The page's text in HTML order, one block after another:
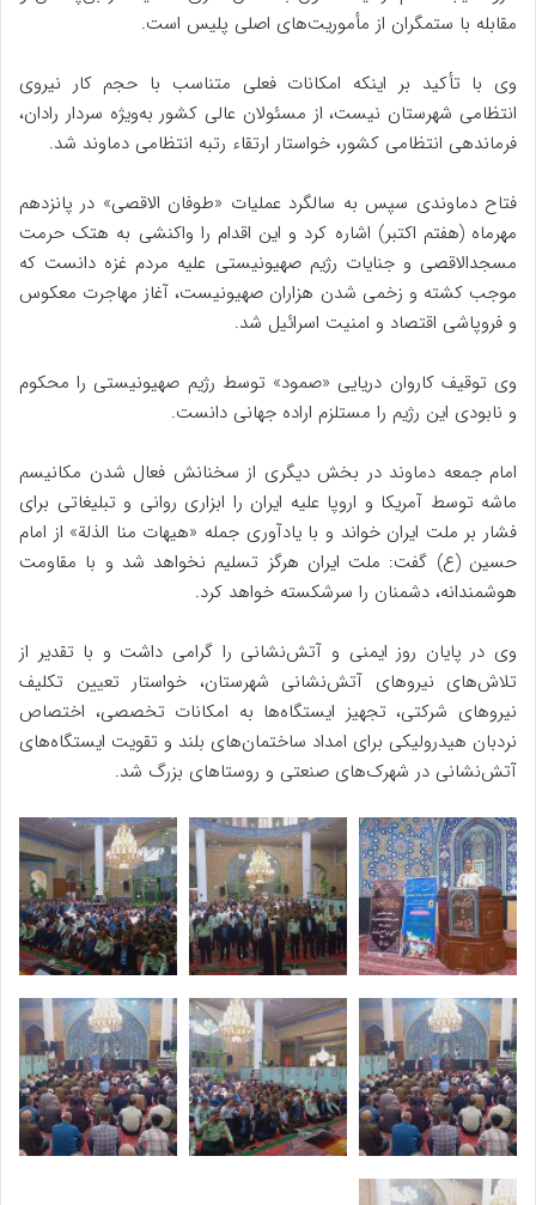
مقابله با ستمگران از مأموریت‌های اصلی پلیس است.
وی با تأکید بر اینکه امکانات فعلی متناسب با حجم کار نیروی
انتظامی شهرستان نیست، از مسئولان عالی کشور به‌ویژه سردار رادان،
فرماندهی انتظامی کشور، خواستار ارتقاء رتبه انتظامی دماوند شد.
فتاح دماوندی سپس به سالگرد عملیات «طوفان الاقصی» در پانزدهم
مهرماه (هفتم اکتبر) اشاره کرد و این اقدام را واکنشی به هتک حرمت
مسجدالاقصی و جنایات رژیم صهیونیستی علیه مردم غزه دانست که
موجب کشته و زخمی شدن هزاران صهیونیست، آغاز مهاجرت معکوس
و فروپاشی اقتصاد و امنیت اسرائیل شد.
وی توقیف کاروان دریایی «صمود» توسط رژیم صهیونیستی را محکوم
و نابودی این رژیم را مستلزم اراده جهانی دانست.
امام جمعه دماوند در بخش دیگری از سخنانش فعال شدن مکانیسم
ماشه توسط آمریکا و اروپا علیه ایران را ابزاری روانی و تبلیغاتی برای
فشار بر ملت ایران خواند و با یادآوری جمله «هیهات منا الذلة» از امام
حسین (ع) گفت: ملت ایران هرگز تسلیم نخواهد شد و با مقاومت
هوشمندانه، دشمنان را سرشکسته خواهد کرد.
وی در پایان روز ایمنی و آتش‌نشانی را گرامی داشت و با تقدیر از
تلاش‌های نیروهای آتش‌نشانی شهرستان، خواستار تعیین تکلیف
نیروهای شرکتی، تجهیز ایستگاه‌ها به امکانات تخصصی، اختصاص
نردبان هیدرولیکی برای امداد ساختمان‌های بلند و تقویت ایستگاه‌های
آتش‌نشانی در شهرک‌های صنعتی و روستاهای بزرگ شد.